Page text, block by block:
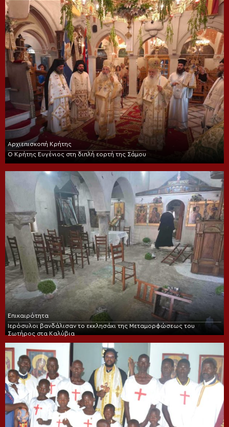
Αρχιεπισκοπή Κρήτης
Ο Κρήτης Ευγένιος στη διπλή εορτή της Σάμου
Επικαιρότητα
Ιερόσυλοι βανδάλισαν το εκκλησάκι της Μεταμορφώσεως του
Σωτήρος στα Καλύβια